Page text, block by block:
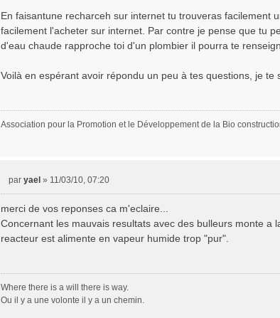
En faisantune recharceh sur internet tu trouveras facilement
facilement l'acheter sur internet. Par contre je pense que tu
d'eau chaude rapproche toi d'un plombier il pourra te
Voilà en espérant avoir répondu un peu à tes questions, je
Association pour la Promotion et le Développement de la Bio
s
s
a
o
n
par yael » 11/03/10, 07:20
merci de vos reponses ca m'eclaire...
Concernant les mauvais resultats avec des bulleurs monte
reacteur est alimente en vapeur humide trop "pur".
Where there is a will there is way.
Ou il y a une volonte il y a un chemin.